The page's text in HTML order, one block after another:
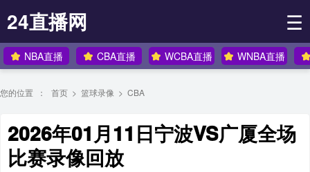
24直播网 ☰
NBA直播 CBA直播 WCBA直播 WNBA直播
您的位置 ： 首页 > 篮球录像 > CBA
2026年01月11日宁波VS广厦全场
比赛录像回放